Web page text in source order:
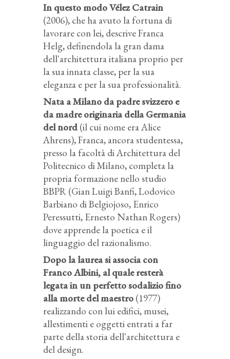
In questo modo Vélez Catrain
(2006), che ha avuto la fortuna di
lavorare con lei, descrive Franca
Helg, definendola la gran dama
dell'architettura italiana proprio per
la sua innata classe, per la sua
eleganza e per la sua professionalità.
Nata a Milano da padre svizzero e
da madre originaria della Germania
del nord (il cui nome era Alice
Ahrens), Franca, ancora studentessa,
presso la facoltà di Architettura del
Politecnico di Milano, completa la
propria formazione nello studio
BBPR (Gian Luigi Banfi, Lodovico
Barbiano di Belgiojoso, Enrico
Peressutti, Ernesto Nathan Rogers)
dove apprende la poetica e il
linguaggio del razionalismo.
Dopo la laurea si associa con
Franco Albini, al quale resterà
legata in un perfetto sodalizio fino
alla morte del maestro (1977)
realizzando con lui edifici, musei,
allestimenti e oggetti entrati a far
parte della storia dell'architettura e
del design.